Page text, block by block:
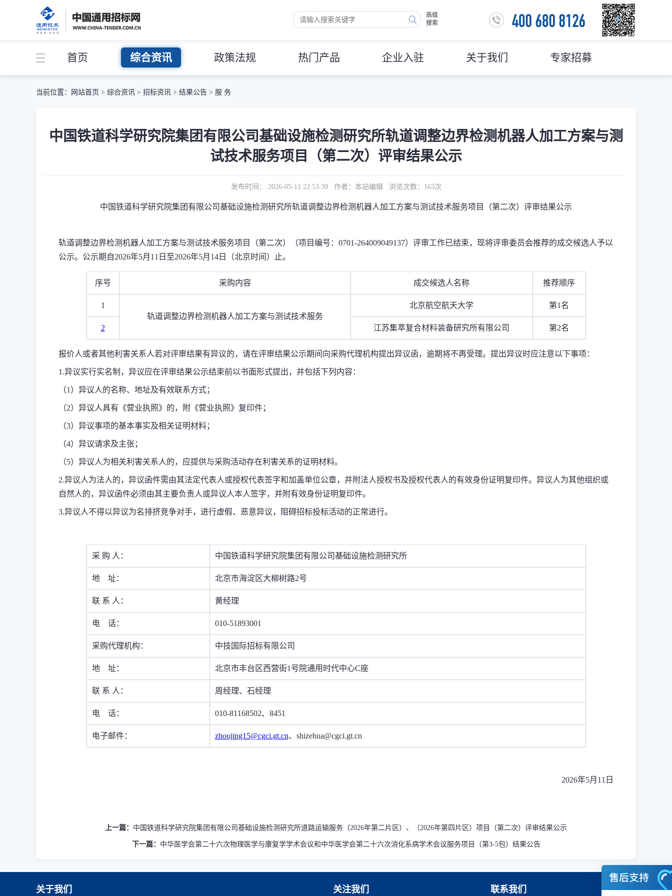
高级
搜索
首页 综合资讯 政策法规 热门产品 企业入驻 关于我们 专家招募
当前位置： 网站首页 > 综合资讯 > 招标资讯 > 结果公告 > 服 务
中国铁道科学研究院集团有限公司基础设施检测研究所轨道调整边界检测机器人加工方案与测
试技术服务项目（第二次）评审结果公示
发布时间： 2026-05-11 22:53:39 作者：本站编辑 浏览次数： 163次
中国铁道科学研究院集团有限公司基础设施检测研究所轨道调整边界检测机器人加工方案与测试技术服务项目（第二次）评审结果公示
轨道调整边界检测机器人加工方案与测试技术服务项目（第二次）（项目编号： 0701-264009049137）评审工作已结束，现将评审委员会推荐的成交候选人予以
公示。公示期自2026年5月 11 日至2026年5月 14 日（北京时间） 止。
序号 采购内容 成交候选人名称 推荐顺序
1
轨道调整边界检测机器人加工方案与测试技术服务
北京航空航天大学 第1 名
2 江苏集萃复合材料装备研究所有限公司 第2名
报价人或者其他利害关系人若对评审结果有异议的，请在评审结果公示期间向采购代理机构提出异议函，逾期将不再受理。提出异议时应注意以下事项：
1.异议实行实名制，异议应在评审结果公示结束前以书面形式提出，并包括下列内容：
（1 ）异议人的名称、地址及有效联系方式；
（2）异议人具有《营业执照》的，附《营业执照》复印件；
（3）异议事项的基本事实及相关证明材料；
（4）异议请求及主张；
（5）异议人为相关利害关系人的，应提供与采购活动存在利害关系的证明材料。
2.异议人为法人的，异议函件需由其法定代表人或授权代表签字和加盖单位公章，并附法人授权书及授权代表人的有效身份证明复印件。异议人为其他组织或
自然人的，异议函件必须由其主要负责人或异议人本人签字，并附有效身份证明复印件。
3.异议人不得以异议为名排挤竞争对手，进行虚假、恶意异议，阻碍招标投标活动的正常进行。
采 购 人： 中国铁道科学研究院集团有限公司基础设施检测研究所
地 址： 北京市海淀区大柳树路2号
联 系 人： 黄经理
电 话： 010-51893001
采购代理机构： 中技国际招标有限公司
地 址： 北京市丰台区西营街1 号院通用时代中心C座
联 系 人： 周经理、石经理
电 话： 010-81168502、 8451
电子邮件： zhoujing15@cgci.gt.cn、 shizehua@cgci.gt.cn
2026年5月 11 日
上一篇： 中国铁道科学研究院集团有限公司基础设施检测研究所道路运输服务（2026年第二片区）、（2026年第四片区）项目（第二次）评审结果公示
下一篇： 中华医学会第二十六次物理医学与康复学学术会议和中华医学会第二十六次消化系病学术会议服务项目（第3-5包）结果公告
关于我们 关注我们 联系我们